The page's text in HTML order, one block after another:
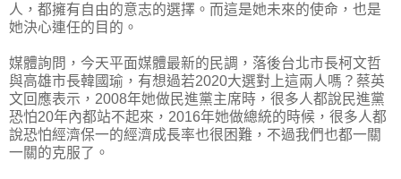
人，都擁有自由的意志的選擇。而這是她未來的使命，也是
她決心連任的目的。
媒體詢問，今天平面媒體最新的民調，落後台北市長柯文哲
與高雄市長韓國瑜，有想過若2020大選對上這兩人嗎？蔡英
文回應表示，2008年她做民進黨主席時，很多人都說民進黨
恐怕20年內都站不起來，2016年她做總統的時候，很多人都
說恐怕經濟保一的經濟成長率也很困難，不過我們也都一關
一關的克服了。